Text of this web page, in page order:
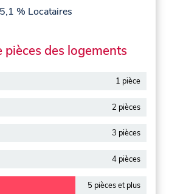
% Locataires
pièces des logements
1 pièce
2 pièces
3 pièces
4 pièces
5 pièces et plus